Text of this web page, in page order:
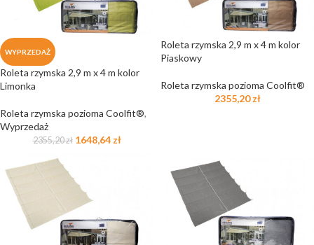
WYPRZEDAŻ
Roleta rzymska 2,9 m x 4 m kolor
Limonka
Roleta rzymska pozioma Coolfit®,
Wyprzedaż
2355,20zł 1648,64 zł
Roleta rzymska 2,9 m x 4 m kolor
Piaskowy
Roleta rzymska pozioma Coolfit®
2355,20zł